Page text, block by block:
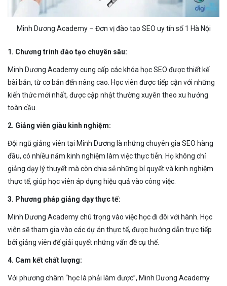
Minh Dương Academy – Đơn vị đào tạo SEO uy tín số 1 Hà Nội
1. Chương trình đào tạo chuyên sâu:
Minh Dương Academy cung cấp các khóa học SEO được thiết kế
bài bản, từ cơ bản đến nâng cao. Học viên được tiếp cận với những
kiến thức mới nhất, được cập nhật thường xuyên theo xu hướng
toàn cầu.
2. Giảng viên giàu kinh nghiệm:
Đội ngũ giảng viên tại Minh Dương là những chuyên gia SEO hàng
đầu, có nhiều năm kinh nghiệm làm việc thực tiễn. Họ không chỉ
giảng dạy lý thuyết mà còn chia sẻ những bí quyết và kinh nghiệm
thực tế, giúp học viên áp dụng hiệu quả vào công việc.
3. Phương pháp giảng dạy thực tế:
Minh Dương Academy chú trọng vào việc học đi đôi với hành. Học
viên sẽ tham gia vào các dự án thực tế, được hướng dẫn trực tiếp
bởi giảng viên để giải quyết những vấn đề cụ thể.
4. Cam kết chất lượng:
Với phương châm “học là phải làm được”, Minh Dương Academy